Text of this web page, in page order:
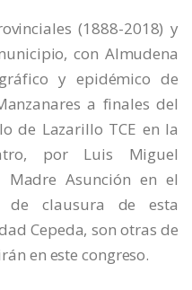
(1888-2018) y
con Almudena
y epidémico de
a finales del
de Lazarillo TCE en la
por Luis Miguel
Asunción en el
de clausura de esta
Cepeda, son otras de
en este congreso.